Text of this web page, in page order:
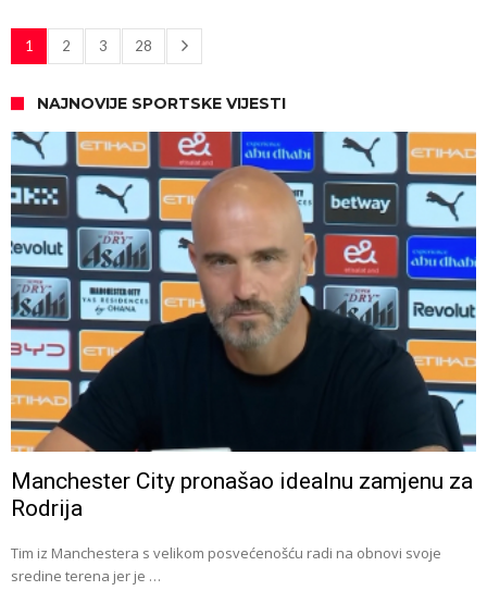
1 2 3 28
NAJNOVIJE SPORTSKE VIJESTI
Manchester City pronašao idealnu zamjenu za
Rodrija
Tim iz Manchestera s velikom posvećenošću radi na obnovi svoje
sredine terena jer je …